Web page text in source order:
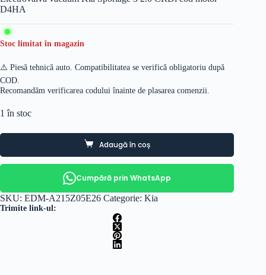
D4HA
Stoc limitat în magazin
⚠️ Piesă tehnică auto. Compatibilitatea se verifică obligatoriu după
COD.
Recomandăm verificarea codului înainte de plasarea comenzii.
1 în stoc
Adaugă în coș
Cumpără prin WhatsApp
SKU: EDM-A215Z05E26 Categorie: Kia
Trimite link-ul: